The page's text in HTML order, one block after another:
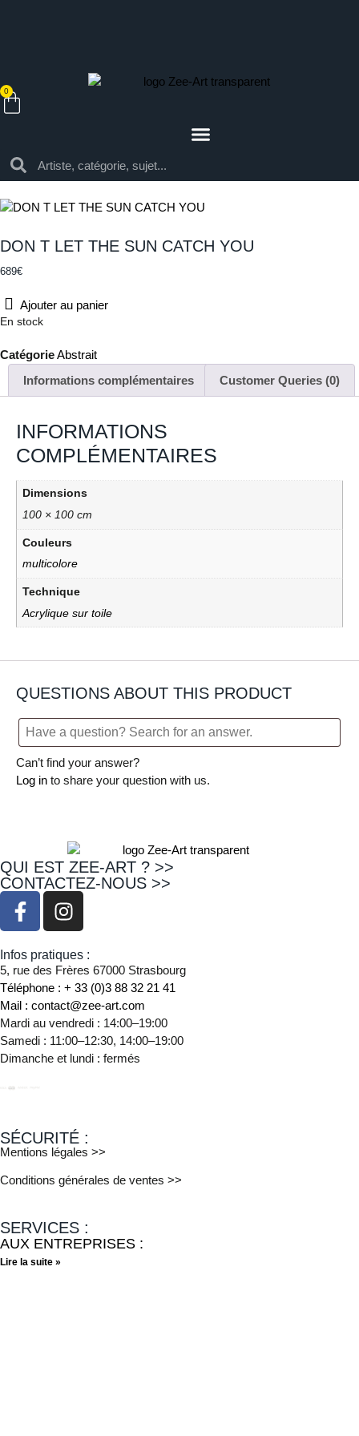
0
DON T LET THE SUN CATCH YOU
689€
Ajouter au panier
En stock
CatégorieAbstrait
Informations complémentaires
Customer Queries (0)
INFORMATIONS
COMPLÉMENTAIRES
Dimensions
100 × 100 cm
Couleurs
multicolore
Technique
Acrylique sur toile
QUESTIONS ABOUT THIS PRODUCT
Can’t find your answer?
Log in to share your question with us.
QUI EST ZEE-ART ? >>
CONTACTEZ-NOUS >>
Infos pratiques :
5, rue des Frères 67000 Strasbourg
Téléphone : + 33 (0)3 88 32 21 41
Mail : contact@zee-art.com
Mardi au vendredi : 14:00–19:00
Samedi : 11:00–12:30, 14:00–19:00
Dimanche et lundi : fermés
SÉCURITÉ :
Mentions légales >>
Conditions générales de ventes >>
SERVICES :
AUX ENTREPRISES :
Lire la suite »